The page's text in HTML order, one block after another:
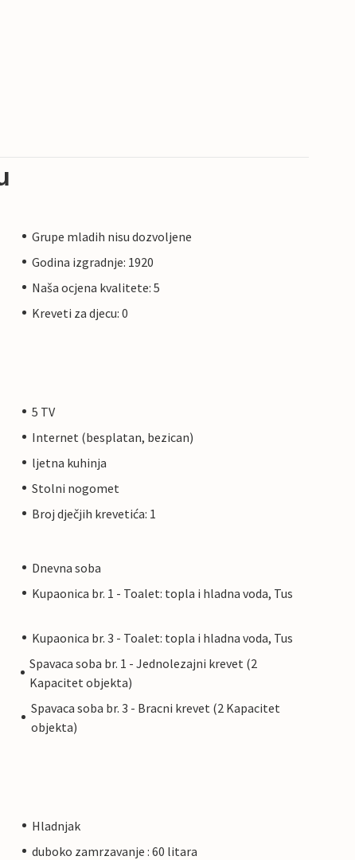
Grupe mladih nisu dozvoljene
Godina izgradnje: 1920
Naša ocjena kvalitete: 5
Kreveti za djecu: 0
5 TV
Internet (besplatan, bezican)
ljetna kuhinja
Stolni nogomet
Broj dječjih krevetića: 1
Dnevna soba
Kupaonica br. 1 - Toalet: topla i hladna voda, Tus
Kupaonica br. 3 - Toalet: topla i hladna voda, Tus
Spavaca soba br. 1 - Jednolezajni krevet (2
Kapacitet objekta)
Spavaca soba br. 3 - Bracni krevet (2 Kapacitet
objekta)
Hladnjak
duboko zamrzavanje : 60 litara